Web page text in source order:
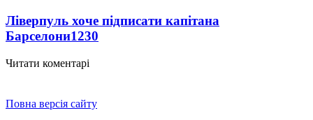
Ліверпуль хоче підписати капітана
Барселони1230
Читати коментарі
Повна версія сайту